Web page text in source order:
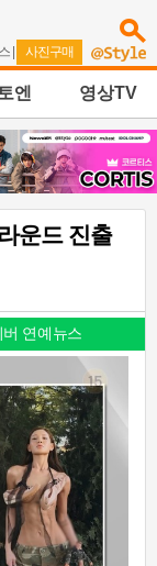
| 사진구매
엔 영상TV
운드 진출
버 연예뉴스